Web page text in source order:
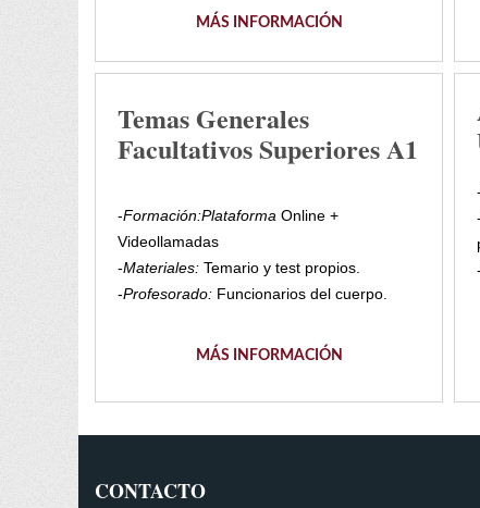
MÁS INFORMACIÓN
Temas Generales
Facultativos Superiores A1
-Formación:Plataforma Online +
Videollamadas
-Materiales: Temario y test propios.
-Profesorado: Funcionarios del cuerpo.
MÁS INFORMACIÓN
CONTACTO